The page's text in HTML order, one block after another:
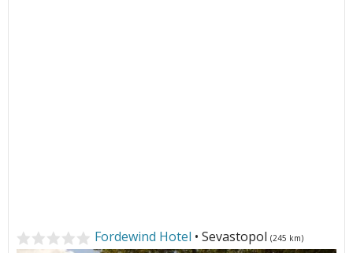
Fordewind Hotel • Sevastopol (245 km)